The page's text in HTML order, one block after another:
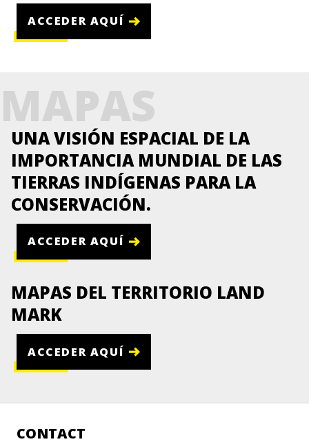
ACCEDER AQUÍ
MAPAS
UNA VISIÓN ESPACIAL DE LA
IMPORTANCIA MUNDIAL DE LAS
TIERRAS INDÍGENAS PARA LA
CONSERVACIÓN.
ACCEDER AQUÍ
MAPAS DEL TERRITORIO LAND
MARK
ACCEDER AQUÍ
CONTACT